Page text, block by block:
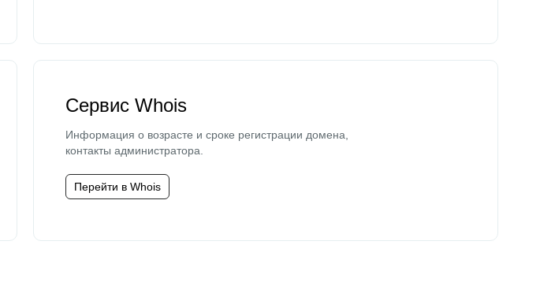
Сервис Whois
Информация о возрасте и сроке регистрации домена,
контакты администратора.
Перейти в Whois